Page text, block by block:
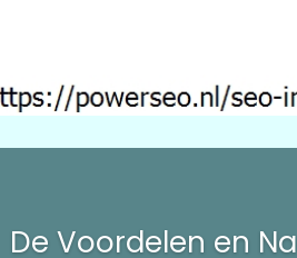
De Voordelen en